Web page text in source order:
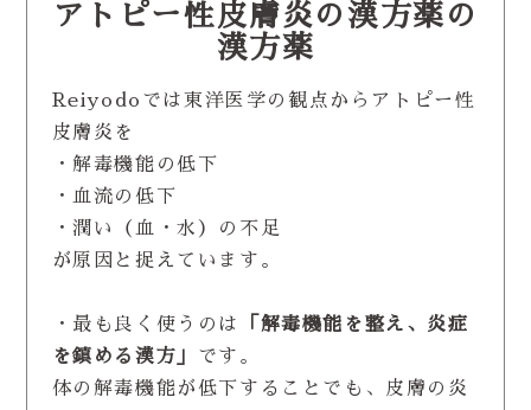
アトピー性皮膚炎の漢方薬の
漢方薬
Reiyodoでは東洋医学の観点からアトピー性
皮膚炎を
・解毒機能の低下
・血流の低下
・潤い（血・水）の不足
が原因と捉えています。
・最も良く使うのは
「解毒機能を整え、炎症
を鎮める漢方」 です。
体の解毒機能が低下することでも、皮膚の炎